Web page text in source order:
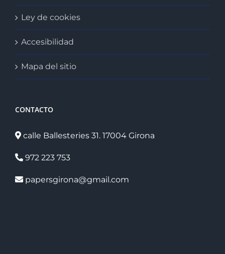
Ley de cookies
Accesibilidad
Mapa del sitio
CONTACTO
calle Ballesteries 31. 17004 Girona
972 223 753
papersgirona@gmail.com